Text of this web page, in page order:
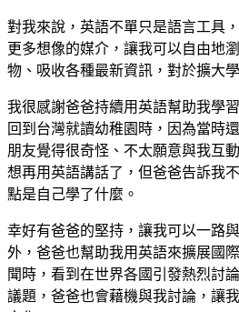
對我來說，英語不單只是語言工具
更多想像的媒介，讓我可以自由地
物、吸收各種最新資訊，對於擴大
我很感謝爸爸持續用英語幫助我學
回到台灣就讀幼稚園時，因為當時
朋友覺得很奇怪、不太願意與我互
想再用英語講話了，但爸爸告訴我
點是自己學了什麼。
幸好有爸爸的堅持，讓我可以一路
外，爸爸也幫助我用英語來擴展國
聞時，看到在世界各國引發熱烈討
議題，爸爸也會藉機與我討論，讓